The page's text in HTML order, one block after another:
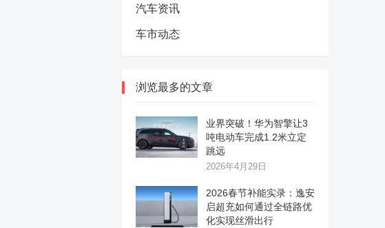
汽车资讯
车市动态
浏览最多的文章
业界突破！华为智擎让3
吨电动车完成1.2米立定
跳远
2026年4月29日
2026春节补能实录：逸安
启超充如何通过全链路优
化实现丝滑出行